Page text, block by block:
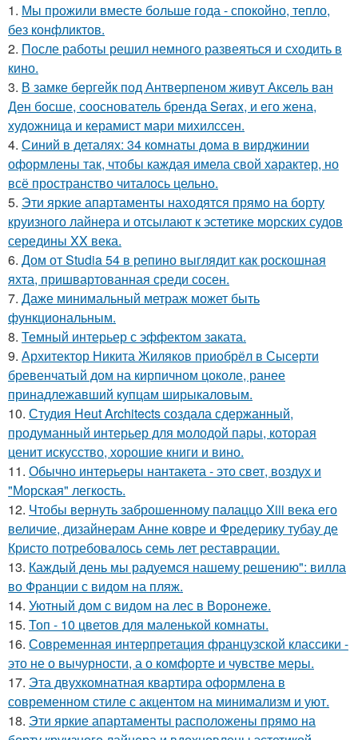
1. Мы прожили вместе больше года - спокойно, тепло,
без конфликтов.
2. После работы решил немного развеяться и сходить в
кино.
3. В замке бергейк под Антверпеном живут Аксель ван
Ден босше, сооснователь бренда Serax, и его жена,
художница и керамист мари михилссен.
4. Синий в деталях: 34 комнаты дома в вирджинии
оформлены так, чтобы каждая имела свой характер, но
всё пространство читалось цельно.
5. Эти яркие апартаменты находятся прямо на борту
круизного лайнера и отсылают к эстетике морских судов
середины XX века.
6. Дом от Studia 54 в репино выглядит как роскошная
яхта, пришвартованная среди сосен.
7. Даже минимальный метраж может быть
функциональным.
8. Темный интерьер с эффектом заката.
9. Архитектор Никита Жиляков приобрёл в Сысерти
бревенчатый дом на кирпичном цоколе, ранее
принадлежавший купцам ширыкаловым.
10. Студия Heut Architects создала сдержанный,
продуманный интерьер для молодой пары, которая
ценит искусство, хорошие книги и вино.
11. Обычно интерьеры нантакета - это свет, воздух и
"Морская" легкость.
12. Чтобы вернуть заброшенному палаццо Xiii века его
величие, дизайнерам Анне ковре и Фредерику тубау де
Кристо потребовалось семь лет реставрации.
13. Каждый день мы радуемся нашему решению": вилла
во Франции с видом на пляж.
14. Уютный дом с видом на лес в Воронеже.
15. Топ - 10 цветов для маленькой комнаты.
16. Современная интерпретация французской классики -
это не о вычурности, а о комфорте и чувстве меры.
17. Эта двухкомнатная квартира оформлена в
современном стиле с акцентом на минимализм и уют.
18. Эти яркие апартаменты расположены прямо на